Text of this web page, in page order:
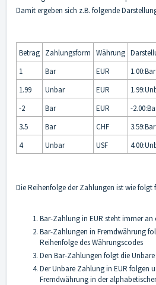
Damit ergeben sich z.B. folgende
Betrag Zahlungsform Währung
1
Bar EUR
1.00:Bar
1.99
Unbar EUR
-2
Bar EUR
-
3.5
Bar CHF
4
Unbar USF
Die Reihenfolge der Zahlungen ist wie folgt
Bar-Zahlung in EUR steht immer an
Bar-Zahlungen in Fremdwährung
Reihenfolge des Währungscodes
Den Bar-Zahlungen folgt die
Der Unbare Zahlung in EUR folgen
Fremdwährung in der